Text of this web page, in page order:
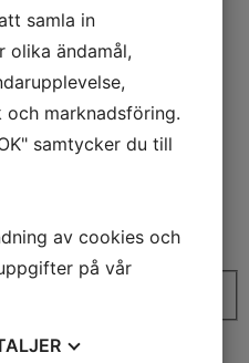
oftast?
samla in
olika ändamål,
marknadsföring.
samtycker du till
av cookies och
på vår